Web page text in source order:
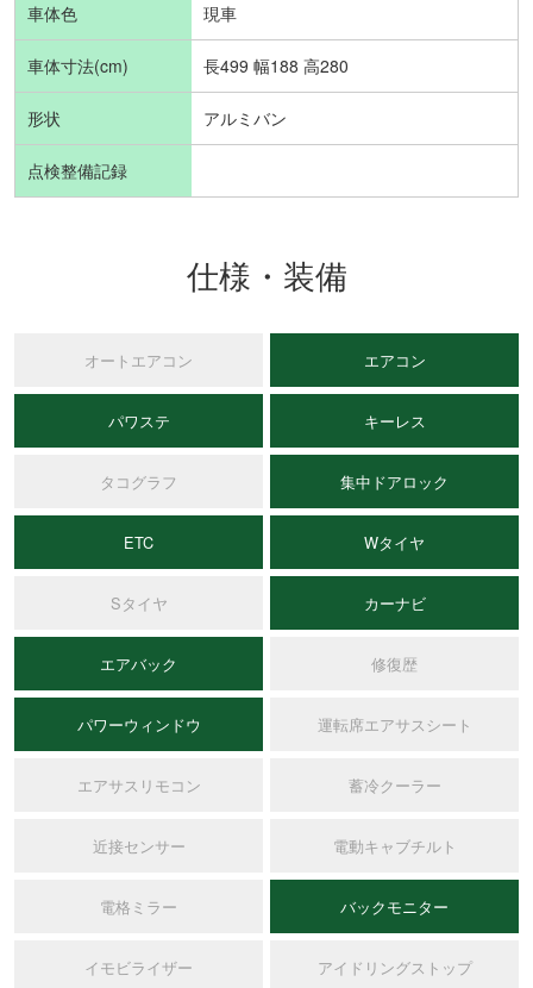
車体色 現車
車体寸法(cm) 長499 幅188 高280
形状 アルミバン
点検整備記録
仕様・装備
オートエアコン エアコン
パワステ キーレス
タコグラフ 集中ドアロック
ETC Wタイヤ
Sタイヤ カーナビ
エアバック 修復歴
パワーウィンドウ 運転席エアサスシート
エアサスリモコン 蓄冷クーラー
近接センサー 電動キャブチルト
電格ミラー バックモニター
イモビライザー アイドリングストップ